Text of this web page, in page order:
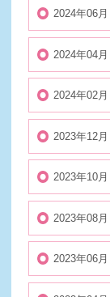
2024年06月
2024年04月
2024年02月
2023年12月
2023年10月
2023年08月
2023年06月